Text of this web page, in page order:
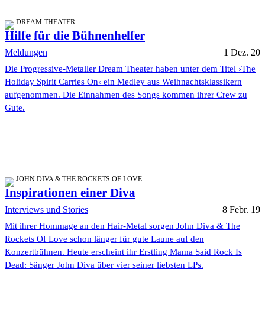
DREAM THEATER
Hilfe für die Bühnenhelfer
Meldungen 1 Dez. 20
Die Progressive-Metaller Dream Theater haben unter dem Titel ›The
Holiday Spirit Carries On‹ ein Medley aus Weihnachtsklassikern
aufgenommen. Die Einnahmen des Songs kommen ihrer Crew zu
Gute.
JOHN DIVA & THE ROCKETS OF LOVE
Inspirationen einer Diva
Interviews und Stories 8 Febr. 19
Mit ihrer Hommage an den Hair-Metal sorgen John Diva & The
Rockets Of Love schon länger für gute Laune auf den
Konzertbühnen. Heute erscheint ihr Erstling Mama Said Rock Is
Dead: Sänger John Diva über vier seiner liebsten LPs.